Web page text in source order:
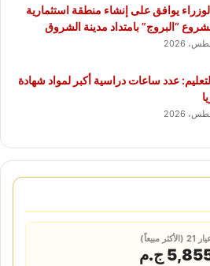
يوافق على إنشاء منطقة استثمارية
“البروج” بامتداد مدينة الشروق
عدد ساعات دراسية أكبر لمواد شهادة
(الأكثر مبيعاً)
ج.م